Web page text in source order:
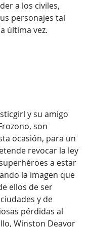
a los civiles,
personajes tal
última vez.
y su amigo
son
ocasión, para un
revocar la ley
a estar
la imagen que
ellos de ser
y de
pérdidas al
Winston Deavor